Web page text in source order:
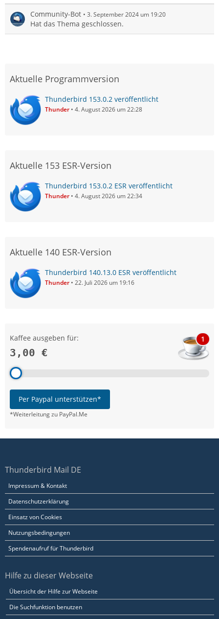
Community-Bot 3. September 2024 um 19:20
Hat das Thema geschlossen.
Aktuelle Programmversion
Thunderbird 153.0.2 veröffentlicht
Thunder 4. August 2026 um 22:28
Aktuelle 153 ESR-Version
Thunderbird 153.0.2 ESR veröffentlicht
Thunder 4. August 2026 um 22:34
Aktuelle 140 ESR-Version
Thunderbird 140.13.0 ESR veröffentlicht
Thunder 22. Juli 2026 um 19:16
Kaffee ausgeben für:
3,00 €
1
Per Paypal unterstützen*
*Weiterleitung zu PayPal.Me
Thunderbird Mail DE
Impressum & Kontakt
Datenschutzerklärung
Einsatz von Cookies
Nutzungsbedingungen
Spendenaufruf für Thunderbird
Hilfe zu dieser Webseite
Übersicht der Hilfe zur Webseite
Die Suchfunktion benutzen